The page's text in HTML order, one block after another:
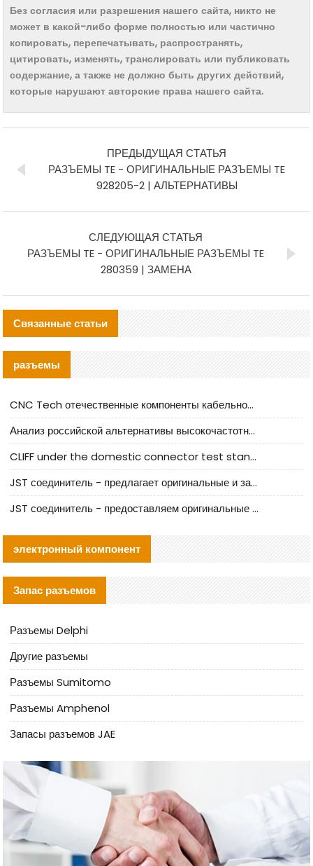
Без согласия или разрешения нашего сайта, никто не
может в какой-либо форме полностью или частично
копировать, перепечатывать, распространять,
цитировать, изменять, транслировать или публиковать
содержание, а также не должно быть других действий,
которые нарушают авторские права нашего сайта.
ПРЕДЫДУЩАЯ СТАТЬЯ
РАЗЪЕМЫ TE - ОРИГИНАЛЬНЫЕ РАЗЪЕМЫ TE
928205-2 | АЛЬТЕРНАТИВЫ
СЛЕДУЮЩАЯ СТАТЬЯ
РАЗЪЕМЫ TE - ОРИГИНАЛЬНЫЕ РАЗЪЕМЫ TE
280359 | ЗАМЕНА
Связанные статьи
разъемы
CNC Tech отечественные компоненты кабельной арматуры оценка и руководство по производственному внедрению
Анализ российской альтернативы высокочастотных кабельных колодцев I-PEX
CLIFF under the domestic connector test standard update
JST соединитель - предлагает оригинальные и заменяющие JST NSHR-02V-S соединители
JST соединитель - предоставляем оригинальные JST GHR-09V-S соединители и их аналоги
электронный компонент
Запас разъемов
Разъемы Delphi
Другие разъемы
Разъемы Sumitomo
Разъемы Amphenol
Запасы разъемов JAE